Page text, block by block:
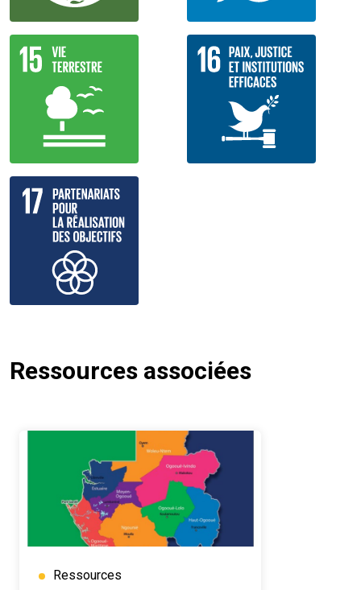
Ressources associées
Ressources